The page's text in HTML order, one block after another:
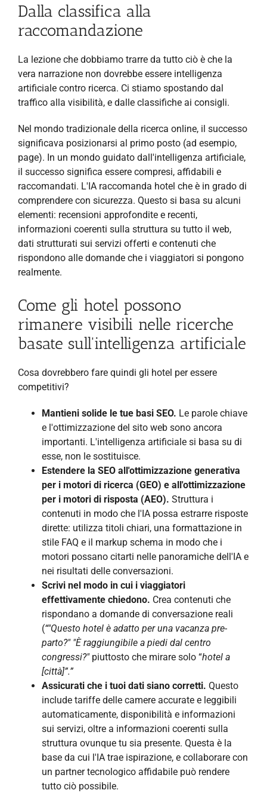
Dalla classifica alla
raccomandazione
La lezione che dobbiamo trarre da tutto ciò è che la
vera narrazione non dovrebbe essere intelligenza
artificiale contro ricerca. Ci stiamo spostando dal
traffico alla visibilità, e dalle classifiche ai consigli.
Nel mondo tradizionale della ricerca online, il successo
significava posizionarsi al primo posto (ad esempio,
page). In un mondo guidato dall'intelligenza artificiale,
il successo significa essere compresi, affidabili e
raccomandati. L'IA raccomanda hotel che è in grado di
comprendere con sicurezza. Questo si basa su alcuni
elementi: recensioni approfondite e recenti,
informazioni coerenti sulla struttura su tutto il web,
dati strutturati sui servizi offerti e contenuti che
rispondono alle domande che i viaggiatori si pongono
realmente.
Come gli hotel possono
rimanere visibili nelle ricerche
basate sull'intelligenza artificiale
Cosa dovrebbero fare quindi gli hotel per essere
competitivi?
Mantieni solide le tue basi SEO. Le parole chiave
e l'ottimizzazione del sito web sono ancora
importanti. L'intelligenza artificiale si basa su di
esse, non le sostituisce.
Estendere la SEO all'ottimizzazione generativa
per i motori di ricerca (GEO) e all'ottimizzazione
per i motori di risposta (AEO). Struttura i
contenuti in modo che l'IA possa estrarre risposte
dirette: utilizza titoli chiari, una formattazione in
stile FAQ e il markup schema in modo che i
motori possano citarti nelle panoramiche dell'IA e
nei risultati delle conversazioni.
Scrivi nel modo in cui i viaggiatori
effettivamente chiedono. Crea contenuti che
rispondano a domande di conversazione reali
(“"Questo hotel è adatto per una vacanza pre-
parto?" "È raggiungibile a piedi dal centro
congressi?"piuttosto che mirare solo “hotel a
[città]”.”
Assicurati che i tuoi dati siano corretti. Questo
include tariffe delle camere accurate e leggibili
automaticamente, disponibilità e informazioni
sui servizi, oltre a informazioni coerenti sulla
struttura ovunque tu sia presente. Questa è la
base da cui l'IA trae ispirazione, e collaborare con
un partner tecnologico affidabile può rendere
tutto ciò possibile.